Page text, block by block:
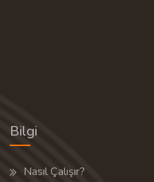
Bilgi
Nasıl Çalışır?